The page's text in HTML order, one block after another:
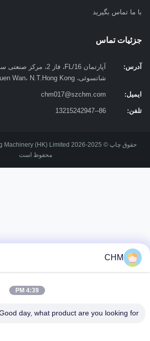
تماس بگیرید
تماس
شاتسوئی، Tsuen Wan، N.T.Hong Kong
chm017@szchm.com
محفوظ است
CHM
4:39 PM
Good day, what product are you looking